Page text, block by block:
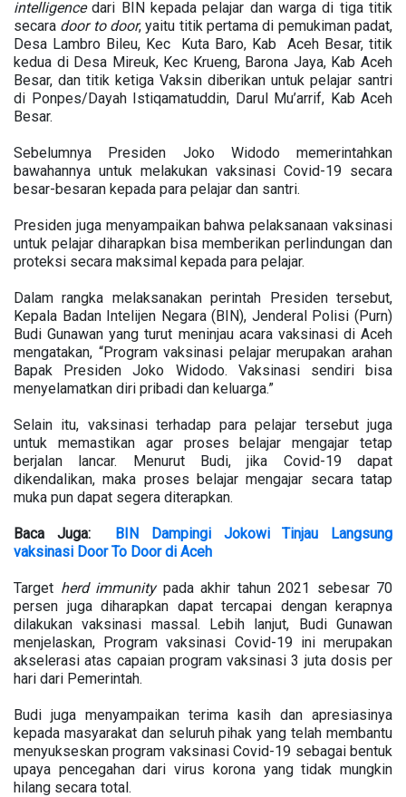
intelligencedari BIN kepada pelajar dan warga di tiga titik
secara door to door, yaitu titik pertama di pemukiman padat,
Desa Lambro Bileu, Kec Kuta Baro, Kab Aceh Besar, titik
kedua di Desa Mireuk, Kec Krueng, Barona Jaya, Kab Aceh
Besar, dan titik ketiga Vaksin diberikan untuk pelajar santri
di Ponpes/Dayah Istiqamatuddin, Darul Mu’arrif, Kab Aceh
Besar.
Sebelumnya Presiden Joko Widodo memerintahkan
bawahannya untuk melakukan vaksinasi Covid-19 secara
besar-besaran kepada para pelajar dan santri.
Presiden juga menyampaikan bahwa pelaksanaan vaksinasi
untuk pelajar diharapkan bisa memberikan perlindungan dan
proteksi secara maksimal kepada para pelajar.
Dalam rangka melaksanakan perintah Presiden tersebut,
Kepala Badan Intelijen Negara (BIN), Jenderal Polisi (Purn)
Budi Gunawan yang turut meninjau acara vaksinasi di Aceh
mengatakan, “Program vaksinasi pelajar merupakan arahan
Bapak Presiden Joko Widodo. Vaksinasi sendiri bisa
menyelamatkan diri pribadi dan keluarga.”
Selain itu, vaksinasi terhadap para pelajar tersebut juga
untuk memastikan agar proses belajar mengajar tetap
berjalan lancar. Menurut Budi, jika Covid-19 dapat
dikendalikan, maka proses belajar mengajar secara tatap
muka pun dapat segera diterapkan.
Baca Juga:
BIN Dampingi Jokowi Tinjau Langsung
vaksinasi Door To Door di Aceh
Target herd immunitypada akhir tahun 2021 sebesar 70
persen juga diharapkan dapat tercapai dengan kerapnya
dilakukan vaksinasi massal. Lebih lanjut, Budi Gunawan
menjelaskan, Program vaksinasi Covid-19 ini merupakan
akselerasi atas capaian program vaksinasi 3 juta dosis per
hari dari Pemerintah.
Budi juga menyampaikan terima kasih dan apresiasinya
kepada masyarakat dan seluruh pihak yang telah membantu
menyukseskan program vaksinasi Covid-19 sebagai bentuk
upaya pencegahan dari virus korona yang tidak mungkin
hilang secara total.